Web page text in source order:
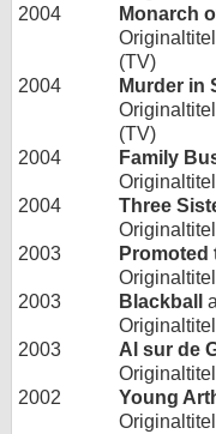
2004
Monarch
(TV)
2004
Murder in
(TV)
2004
Family
2004
Three
2003
Promoted
2003
Blackball
2003
Al sur de
2002
Young